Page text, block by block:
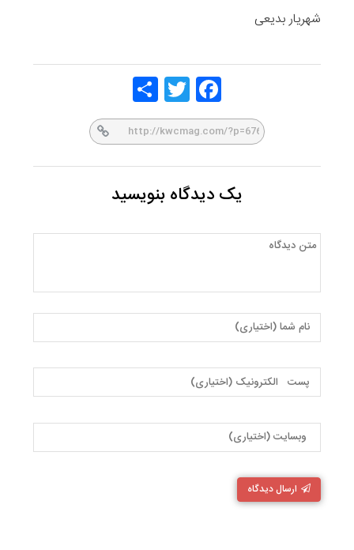
شهریار بدیعی
Face
Twitt
یک دیدگاه بنویسید
ارسال دیدگاه